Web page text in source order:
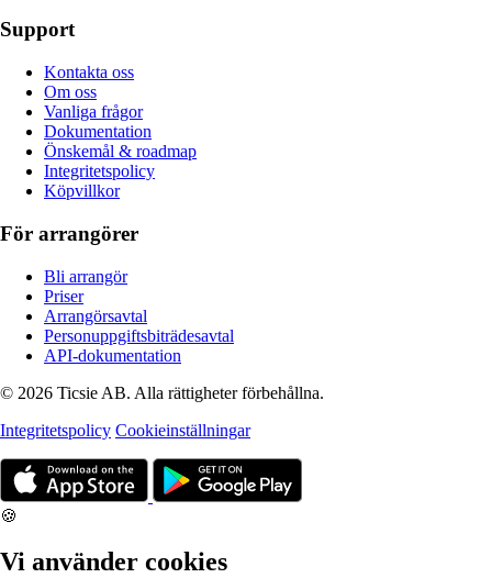
Support
Kontakta oss
Om oss
Vanliga frågor
Dokumentation
Önskemål & roadmap
Integritetspolicy
Köpvillkor
För arrangörer
Bli arrangör
Priser
Arrangörsavtal
Personuppgiftsbiträdesavtal
API-dokumentation
© 2026 Ticsie AB. Alla rättigheter förbehållna.
Integritetspolicy Cookieinställningar
🍪
Vi använder cookies